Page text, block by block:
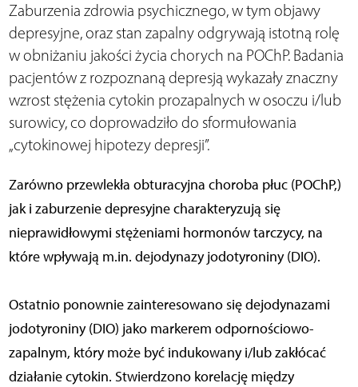
Zaburzenia zdrowia psychicznego, w tym objawy
depresyjne, oraz stan zapalny odgrywają istotną rolę
w obniżaniu jakości życia chorych na POChP. Badania
pacjentów z rozpoznaną depresją wykazały znaczny
wzrost stężenia cytokin prozapalnych w osoczu i/lub
surowicy, co doprowadziło do sformułowania
„cytokinowej hipotezy depresji”.
Zarówno przewlekła obturacyjna choroba płuc (POChP,)
jak i zaburzenie depresyjne charakteryzują się
nieprawidłowymi stężeniami hormonów tarczycy, na
które wpływają m.in. dejodynazy jodotyroniny (DIO).
Ostatnio ponownie zainteresowano się dejodynazami
jodotyroniny (DIO) jako markerem odpornościowo-
zapalnym, który może być indukowany i/lub zakłócać
działanie cytokin. Stwierdzono korelację między